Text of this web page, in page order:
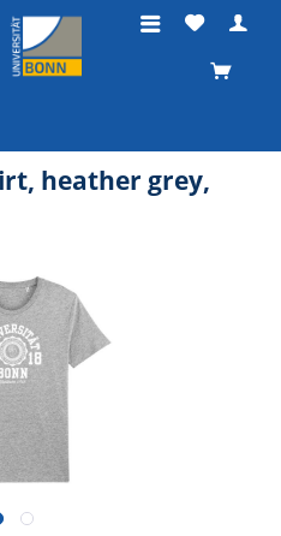
heather grey,